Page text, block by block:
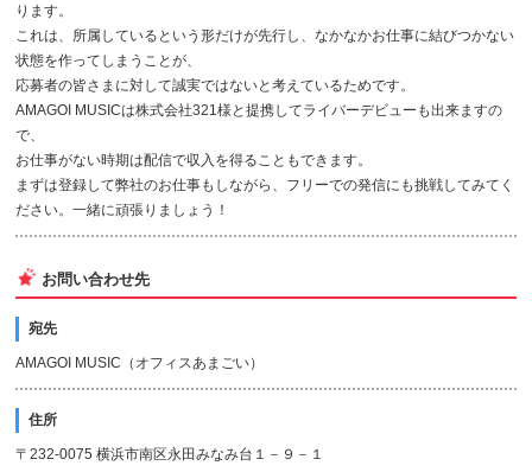
ります。
これは、所属しているという形だけが先行し、なかなかお仕事に結びつかない
状態を作ってしまうことが、
応募者の皆さまに対して誠実ではないと考えているためです。
AMAGOI MUSICは株式会社321様と提携してライバーデビューも出来ますの
で、
お仕事がない時期は配信で収入を得ることもできます。
まずは登録して弊社のお仕事もしながら、フリーでの発信にも挑戦してみてく
ださい。一緒に頑張りましょう！
お問い合わせ先
宛先
AMAGOI MUSIC（オフィスあまごい）
住所
〒232-0075 横浜市南区永田みなみ台１－９－１